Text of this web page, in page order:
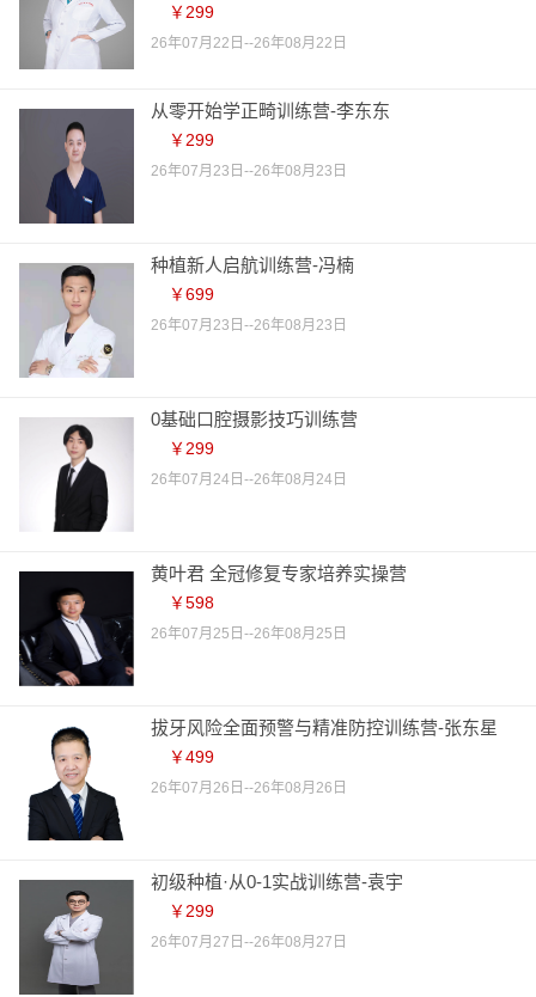
￥299
26年07月22日--26年08月22日
从零开始学正畸训练营-李东东
￥299
26年07月23日--26年08月23日
种植新人启航训练营-冯楠
￥699
26年07月23日--26年08月23日
0基础口腔摄影技巧训练营
￥299
26年07月24日--26年08月24日
黄叶君 全冠修复专家培养实操营
￥598
26年07月25日--26年08月25日
拔牙风险全面预警与精准防控训练营-张东星
￥499
26年07月26日--26年08月26日
初级种植·从0-1实战训练营-袁宇
￥299
26年07月27日--26年08月27日